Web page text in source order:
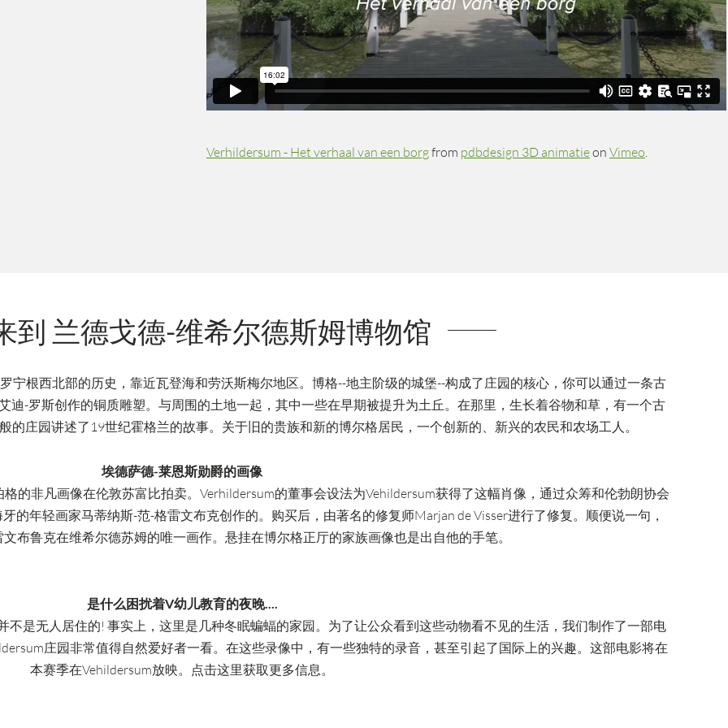
Verhildersum - Het verhaal van een borgfrom pdbdesign 3D animatieon Vimeo
到 兰德戈德-维希尔德斯姆博物馆
宁根西北部的历史，靠近瓦登海和劳沃斯梅尔地区。博格--地主阶级的城堡--构成了庄园的核心，你可以通过一条古
迪-罗斯创作的铜质雕塑。与周围的土地一起，其中一些在早期被提升为土丘。在那里，生长着谷物和草，有一个古
的庄园讲述了19世纪霍格兰的故事。关于旧的贵族和新的博尔格居民，一个创新的、新兴的农民和农场工人。
埃德萨德-莱恩斯勋爵的画像
的非凡画像在伦敦苏富比拍卖。Verhildersum的董事会设法为Vehildersum获得了这幅肖像，通过众筹和伦勃朗协会
的年轻画家马蒂纳斯-范-格雷文布克创作的。购买后，由著名的修复师Marjan de Visser进行了修复。顺便说一句，
布鲁克在维希尔德苏姆的唯一画作。悬挂在博尔格正厅的家族画像也是出自他的手笔。
是什么困扰着V幼儿教育的夜晚....
是无人居住的! 事实上，这里是几种冬眠蝙蝠的家园。为了让公众看到这些动物看不见的生活，我们制作了一部电
庄园非常值得自然爱好者一看。在这些录像中，有一些独特的录音，甚至引起了国际上的兴趣。这部电影将在
本赛季在Vehildersum放映。点击这里获取更多信息。